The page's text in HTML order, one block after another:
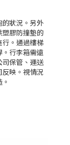
的狀況。另外
膠防撞墊的
。通過樓梯
行李箱需遠
保管、運送
映。視情況